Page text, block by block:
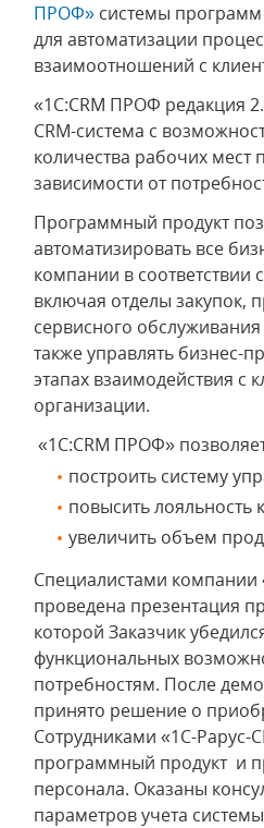
ПРОФ» системы
для автоматизации
взаимоотношений с
«1С:CRM ПРОФ редакция
CRM-система с
количества рабочих мест
зависимости от
Программный продукт
автоматизировать все
компании в соответствии
включая отделы закупок,
сервисного
также управлять бизнес-
этапах взаимодействия с
организации.
«1С:CRM ПРОФ»
построить систему
повысить лояльность
увеличить объем
Специалистами
проведена презентация
которой Заказчик
функциональных
потребностям. После
принято решение о
Сотрудниками «1С-Рарус-
программный продукт и
персонала. Оказаны
параметров учета